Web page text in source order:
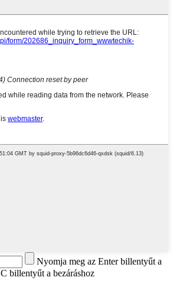
Nyomja meg az Enter billentyűt a
billentyűt a bezáráshoz